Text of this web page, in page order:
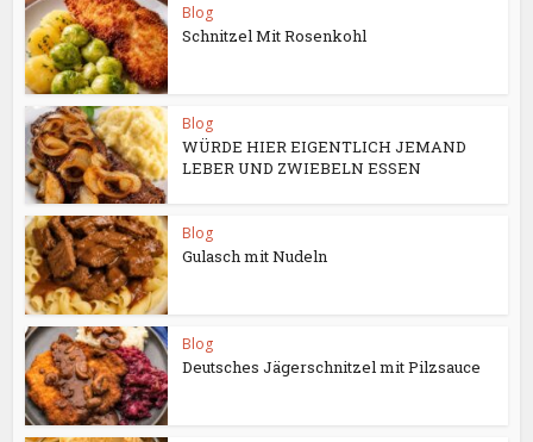
Blog
Schnitzel Mit Rosenkohl
Blog
WÜRDE HIER EIGENTLICH JEMAND
LEBER UND ZWIEBELN ESSEN
Blog
Gulasch mit Nudeln
Blog
Deutsches Jägerschnitzel mit Pilzsauce